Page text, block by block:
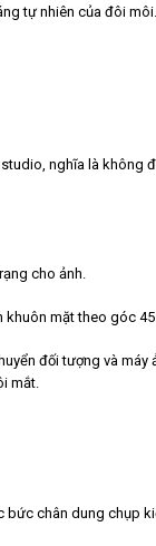
tự nhiên của đôi
nghĩa là không
cho ảnh.
khuôn mặt theo góc
đối tượng và máy
mắt.
bức chân dung chụp